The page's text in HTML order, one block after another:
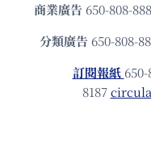
商業廣告 650-808-
分類廣告 650-808-
訂閱報紙
8187